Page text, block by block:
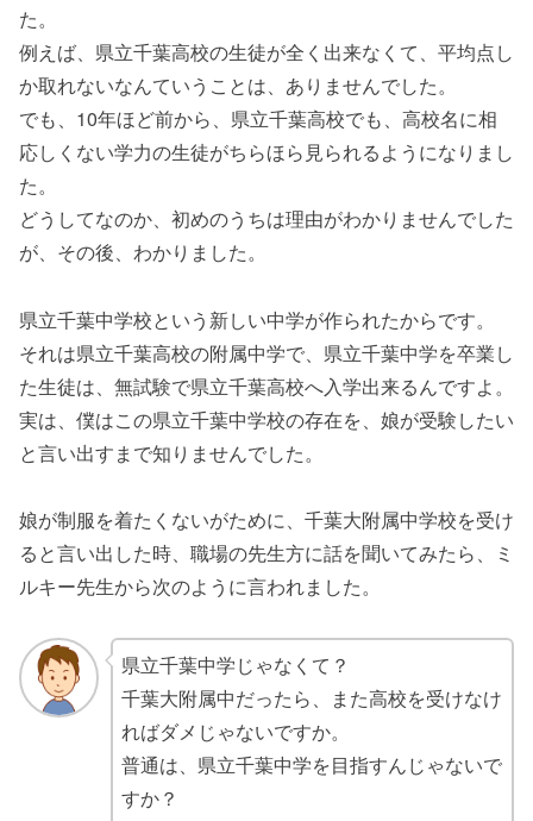
た。
例えば、県立千葉高校の生徒が全く出来なくて、平均点し
か取れないなんていうことは、ありませんでした。
でも、10年ほど前から、県立千葉高校でも、高校名に相
応しくない学力の生徒がちらほら見られるようになりまし
た。
どうしてなのか、初めのうちは理由がわかりませんでした
が、その後、わかりました。
県立千葉中学校という新しい中学が作られたからです。
それは県立千葉高校の附属中学で、県立千葉中学を卒業し
た生徒は、無試験で県立千葉高校へ入学出来るんですよ。
実は、僕はこの県立千葉中学校の存在を、娘が受験したい
と言い出すまで知りませんでした。
娘が制服を着たくないがために、千葉大附属中学校を受け
ると言い出した時、職場の先生方に話を聞いてみたら、ミ
ルキー先生から次のように言われました。
県立千葉中学じゃなくて？
千葉大附属中だったら、また高校を受けなけ
ればダメじゃないですか。
普通は、県立千葉中学を目指すんじゃないで
すか？